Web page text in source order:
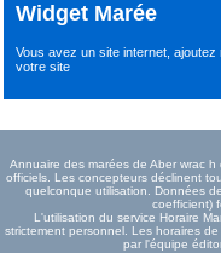
Widget Marée
Vous avez un site internet,ajoutez
votre site
Annuaire des marées de Aber wrac
officiels. Les concepteurs déclinent
quelconque utilisation. Données
coefficient)
L'utilisation du service Horaire
strictement personnel. Les horaires
par l'équipe